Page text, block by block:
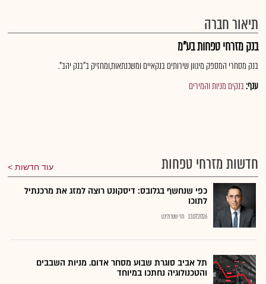
תיאור חברה
בנק מזרחי טפחות בע"מ
בנק מסחרי המספק מיגוון שירותים בנקאיים ומשכנתאות,ומחזיק ב"בנק יהב".
ענף:בנקים מניות והמירים
חדשות מזרחי טפחות עוד חדשות
כפי שנחשף בגלובס: דיסקונט רוצה למזג את מרכנתיל
לתוכו
13.07.2026 חזי שטרנליכט
תל אביב סוגרת שבוע מסחר אדום. מניות השבבים
והטכנולוגיה נחתכו במיוחד